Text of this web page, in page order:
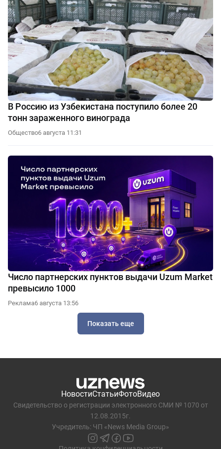
В Россию из Узбекистана поступило более 20
тонн зараженного винограда
Общество6 августа 11:31
Число партнерских пунктов выдачи Uzum Market
превысило 1000
Реклама6 августа 13:56
Показать еще
НовостиСтатьиФотоВидео
Свидетельство о регистрации электронного СМИ № 1070 от
12.08.2015г.
Учредитель: ЧП «News Media Group»